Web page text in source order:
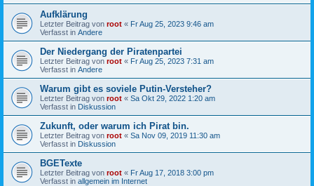
Aufklärung
Letzter Beitrag von root « Fr Aug 25, 2023 9:46 am
Verfasst in Andere
Der Niedergang der Piratenpartei
Letzter Beitrag von root « Fr Aug 25, 2023 7:31 am
Verfasst in Andere
Warum gibt es soviele Putin-Versteher?
Letzter Beitrag von root « Sa Okt 29, 2022 1:20 am
Verfasst in Diskussion
Zukunft, oder warum ich Pirat bin.
Letzter Beitrag von root « Sa Nov 09, 2019 11:30 am
Verfasst in Diskussion
BGETexte
Letzter Beitrag von root « Fr Aug 17, 2018 3:00 pm
Verfasst in allgemein im Internet